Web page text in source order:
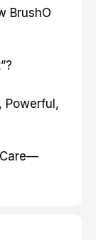
BrushO
Powerful,
Care—